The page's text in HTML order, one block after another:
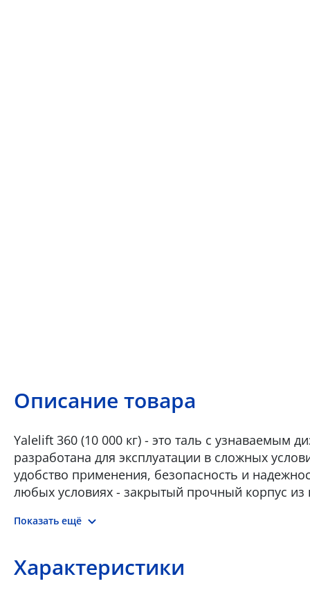
Описание товара
Yalelift 360 (10 000 кг) - это таль с узнаваемым
разработана для эксплуатации в сложных
удобство применения, безопасность и
любых условиях - закрытый прочный корпус
позволяет максимально использовать
любого места: в ограниченном пространстве
стороне от груза, что делает возможным ее
Показать ещё
Характеристики